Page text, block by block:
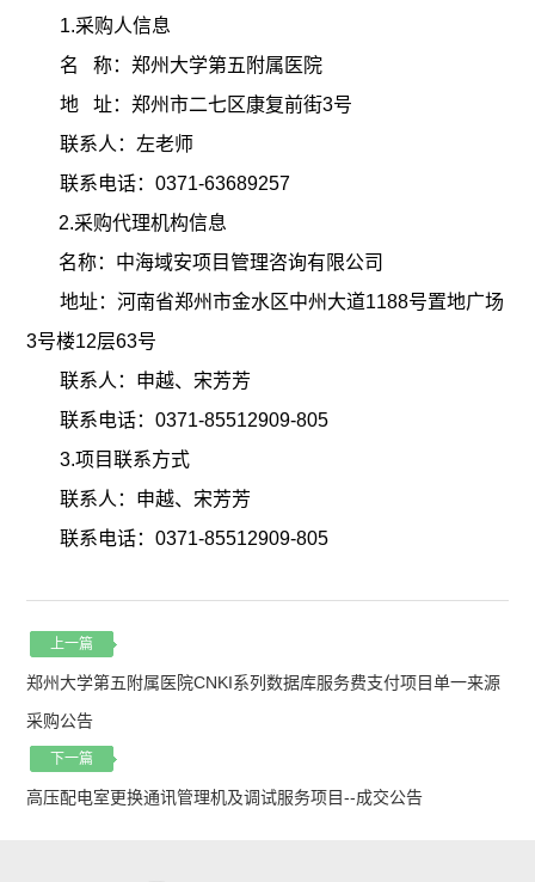
1.采购人信息
名
称：郑州大学第五附属医院
地
址：郑州市二七区康复前街3号
联系人：左老师
联系电话：0371-63689257
2.采购代理机构信息
名称：中海域安项目管理咨询有限公司
地址：河南省郑州市金水区中州大道1188号置地广场
3号楼12层63号
联系人：申越、宋芳芳
联系电话：0371-85512909-805
3.项目联系方式
联系人：申越、宋芳芳
联系电话：0371-85512909-805
上一篇
郑州大学第五附属医院CNKI系列数据库服务费支付项目单一来源
采购公告
下一篇
高压配电室更换通讯管理机及调试服务项目--成交公告